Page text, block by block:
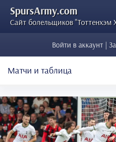
SpursArmy.com
Сайт болельщиков "Тоттенхэм
Войти в аккаунт |
Матчи и таблица